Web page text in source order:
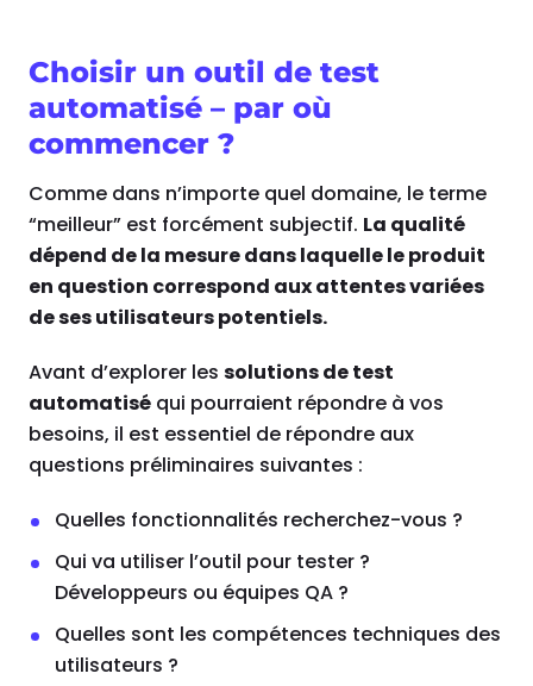
Choisir un outil de test
automatisé – par où
commencer ?
Comme dans n’importe quel domaine, le terme
“meilleur” est forcément subjectif. La qualité
dépend de la mesure dans laquelle le produit
en question correspond aux attentes variées
de ses utilisateurs potentiels.
Avant d’explorer les solutions de test
automatisé qui pourraient répondre à vos
besoins, il est essentiel de répondre aux
questions préliminaires suivantes :
Quelles fonctionnalités recherchez-vous ?
Qui va utiliser l’outil pour tester ?
Développeurs ou équipes QA ?
Quelles sont les compétences techniques des
utilisateurs ?